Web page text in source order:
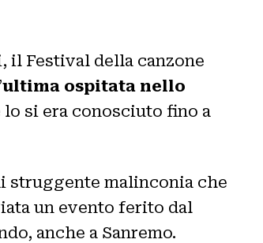
il Festival della canzone
ultima ospitata nello
si era conosciuto fino a
struggente malinconia che
un evento ferito dal
anche a Sanremo.